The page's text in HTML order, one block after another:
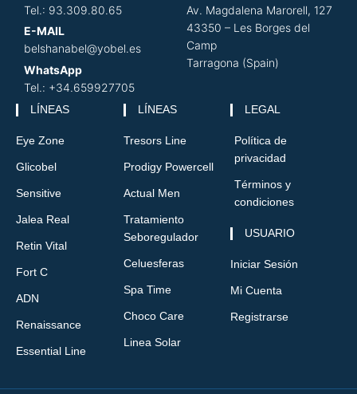
Tel.: 93.309.80.65
E-MAIL
belshanabel@yobel.es
WhatsApp
Tel.: +34.659927705
Av. Magdalena Marorell, 127
43350 – Les Borges del
Camp
Tarragona (Spain)
LÍNEAS
Eye Zone
Glicobel
Sensitive
Jalea Real
Retin Vital
Fort C
ADN
Renaissance
Essential Line
LÍNEAS
Tresors Line
Prodigy Powercell
Actual Men
Tratamiento
Seboregulador
Celuesferas
Spa Time
Choco Care
Linea Solar
LEGAL
Política de
privacidad
Términos y
condiciones
USUARIO
Iniciar Sesión
Mi Cuenta
Registrarse